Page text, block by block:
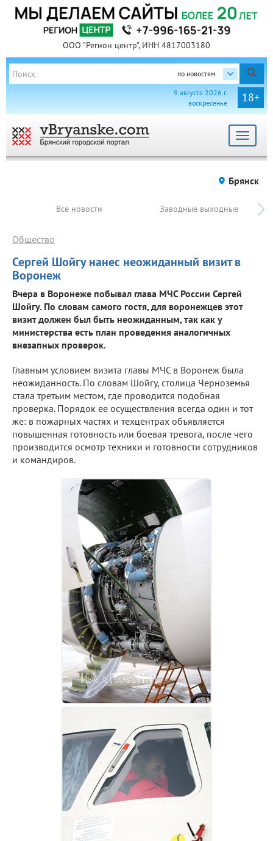
ООО "Регион центр", ИНН 4817003180
по новостям
18+
9 августа 2026 г.
воскресенье
Toggle
Брянск
Все новости Заводные выходные
Сергей Шойгу нанес неожиданный визит в
Воронеж
Общество
Вчера в Воронеже побывал глава МЧС России Сергей
Шойгу. По словам самого гостя, для воронежцев этот
визит должен был быть неожиданным, так как у
министерства есть план проведения аналогичных
внезапных проверок.
Главным условием визита главы МЧС в Воронеж была
неожиданность. По словам Шойгу, столица Черноземья
стала третьим местом, где проводится подобная
проверка. Порядок ее осуществления всегда один и тот
же: в пожарных частях и техцентрах объявляется
повышенная готовность или боевая тревога, после чего
производится осмотр техники и готовности сотрудников
и командиров.